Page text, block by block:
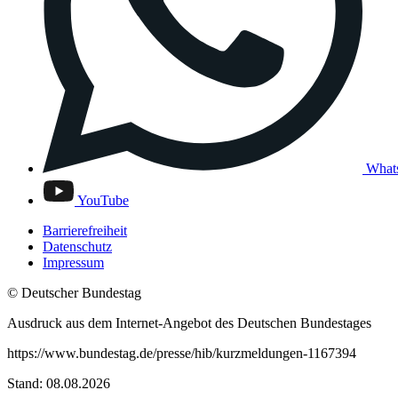
YouTube
Barrierefreiheit
Datenschutz
Impressum
© Deutscher Bundestag
Ausdruck aus dem Internet-Angebot des Deutschen Bundestages
https://www.bundestag.de/presse/hib/kurzmeldungen-1167394
Stand: 08.08.2026